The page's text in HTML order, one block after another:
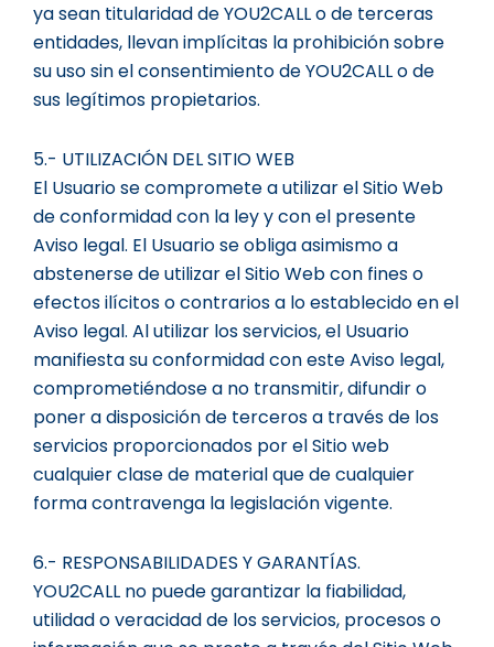
ya sean titularidad de YOU2CALL o de terceras
entidades, llevan implícitas la prohibición sobre
su uso sin el consentimiento de YOU2CALL o de
sus legítimos propietarios.
5.- UTILIZACIÓN DEL SITIO WEB
El Usuario se compromete a utilizar el Sitio Web
de conformidad con la ley y con el presente
Aviso legal. El Usuario se obliga asimismo a
abstenerse de utilizar el Sitio Web con fines o
efectos ilícitos o contrarios a lo establecido en el
Aviso legal. Al utilizar los servicios, el Usuario
manifiesta su conformidad con este Aviso legal,
comprometiéndose a no transmitir, difundir o
poner a disposición de terceros a través de los
servicios proporcionados por el Sitio web
cualquier clase de material que de cualquier
forma contravenga la legislación vigente.
6.- RESPONSABILIDADES Y GARANTÍAS.
YOU2CALL no puede garantizar la fiabilidad,
utilidad o veracidad de los servicios, procesos o